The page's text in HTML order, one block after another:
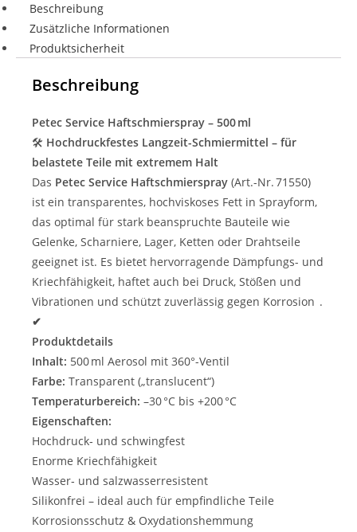
Beschreibung
Zusätzliche Informationen
Produktsicherheit
Beschreibung
Petec Service Haftschmierspray – 500 ml
🛠️ Hochdruck­festes Langzeit-Schmiermittel – für
belastete Teile mit extremem Halt
Das Petec Service Haftschmierspray (Art.-Nr. 71550)
ist ein transparentes, hochviskoses Fett in Sprayform,
das optimal für stark beanspruchte Bauteile wie
Gelenke, Scharniere, Lager, Ketten oder Drahtseile
geeignet ist. Es bietet hervorragende Dämpfungs- und
Kriechfähigkeit, haftet auch bei Druck, Stößen und
Vibrationen und schützt zuverlässig gegen Korrosion .
✔
Produktdetails
Inhalt: 500 ml Aerosol mit 360°-Ventil
Farbe: Transparent („translucent“)
Temperaturbereich: –30 °C bis +200 °C
Eigenschaften:
Hochdruck‑ und schwingfest
Enorme Kriechfähigkeit
Wasser‑ und salzwasserresistent
Silikonfrei – ideal auch für empfindliche Teile
Korrosionsschutz & Oxydationshemmung